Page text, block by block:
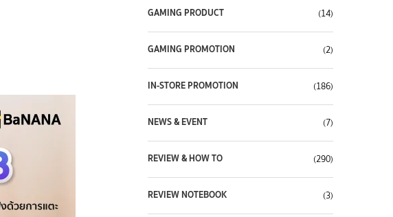
GAMING PRODUCT (14)
GAMING PROMOTION (2)
IN-STORE PROMOTION (186)
NEWS & EVENT (7)
REVIEW & HOW TO (290)
REVIEW NOTEBOOK (3)